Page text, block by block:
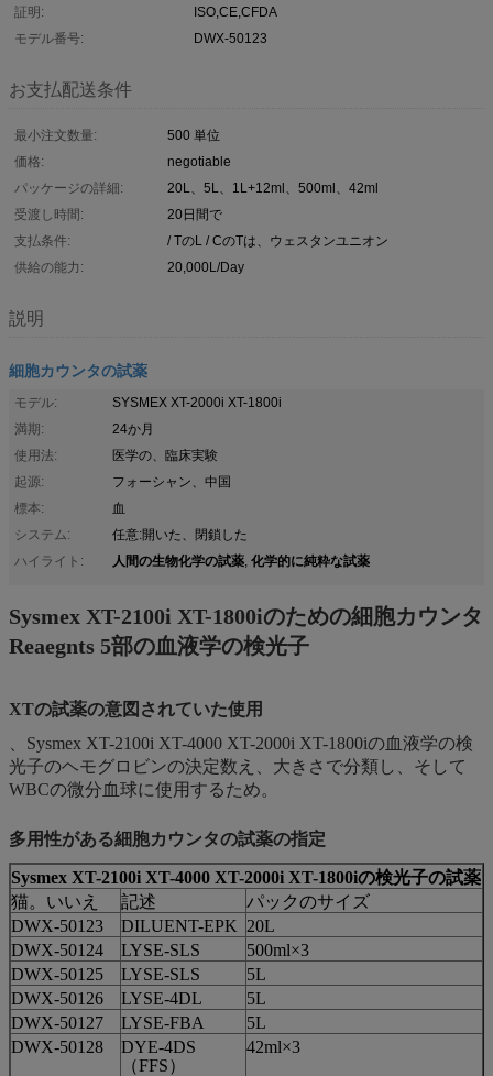
証明:
ISO,CE,CFDA
モデル番号:
DWX-50123
お支払配送条件
最小注文数量:
500 単位
価格:
negotiable
パッケージの詳細:
20L、5L、1L+12ml、500ml、42ml
受渡し時間:
20日間で
支払条件:
/ TのL / CのTは、ウェスタンユニオン
供給の能力:
20,000L/Day
説明
細胞カウンタの試薬
モデル:
SYSMEX XT-2000i XT-1800i
満期:
24か月
使用法:
医学の、臨床実験
起源:
フォーシャン、中国
標本:
血
システム:
任意:開いた、閉鎖した
ハイライト:
人間の生物化学の試薬, 化学的に純粋な試薬
Sysmex XT-2100i XT-1800iのための細胞カウンタ
Reaegnts 5部の血液学の検光子
XTの試薬の意図されていた使用
、Sysmex XT-2100i XT-4000 XT-2000i XT-1800iの血液学の検
光子のヘモグロビンの決定数え、大きさで分類し、そして
WBCの微分血球に使用するため。
多用性がある細胞カウンタの試薬の指定
Sysmex XT-2100i XT-4000 XT-2000i XT-1800iの検光子の試薬
猫。いいえ
記述
パックのサイズ
DWX-50123
DILUENT-EPK 20L
DWX-50124
LYSE-SLS
500ml×3
DWX-50125
LYSE-SLS
5L
DWX-50126
LYSE-4DL
5L
DWX-50127
LYSE-FBA
5L
DWX-50128
DYE-4DS
（FFS）
42ml×3